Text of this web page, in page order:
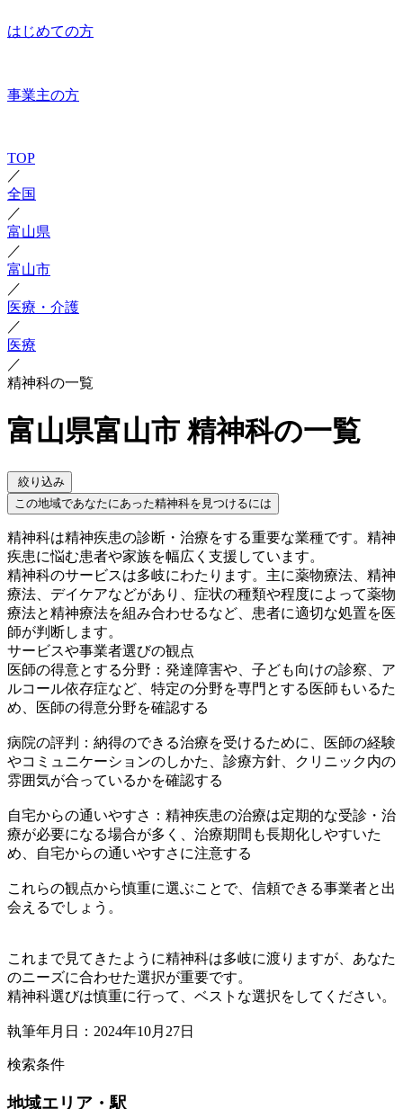
はじめての方
事業主の方
TOP
／
全国
／
富山県
／
富山市
／
医療・介護
／
医療
／
精神科の一覧
富山県富山市 精神科の一覧
絞り込み
この地域であなたにあった精神科を見つけるには
精神科は精神疾患の診断・治療をする重要な業種です。精神
疾患に悩む患者や家族を幅広く支援しています。
精神科のサービスは多岐にわたります。主に薬物療法、精神
療法、デイケアなどがあり、症状の種類や程度によって薬物
療法と精神療法を組み合わせるなど、患者に適切な処置を医
師が判断します。
サービスや事業者選びの観点
医師の得意とする分野：発達障害や、子ども向けの診察、ア
ルコール依存症など、特定の分野を専門とする医師もいるた
め、医師の得意分野を確認する
病院の評判：納得のできる治療を受けるために、医師の経験
やコミュニケーションのしかた、診療方針、クリニック内の
雰囲気が合っているかを確認する
自宅からの通いやすさ：精神疾患の治療は定期的な受診・治
療が必要になる場合が多く、治療期間も長期化しやすいた
め、自宅からの通いやすさに注意する
これらの観点から慎重に選ぶことで、信頼できる事業者と出
会えるでしょう。
これまで見てきたように精神科は多岐に渡りますが、あなた
のニーズに合わせた選択が重要です。
精神科選びは慎重に行って、ベストな選択をしてください。
執筆年月日：2024年10月27日
検索条件
地域エリア・駅